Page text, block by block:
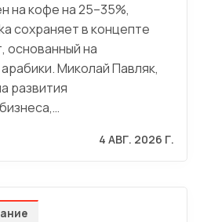
на кофе на 25–35%,
сохраняет в концепте
основанный на
Миколай Павляк,
развития
4 АВГ. 2026 Г.